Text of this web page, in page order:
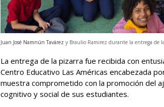
Juan José Namnún Tavárez y Braulio Ramirez durante la entrega de
La entrega de la pizarra fue recibida con
Centro Educativo Las Américas encabezada
muestra comprometido con la promoción del
cognitivo y social de sus estudiantes.